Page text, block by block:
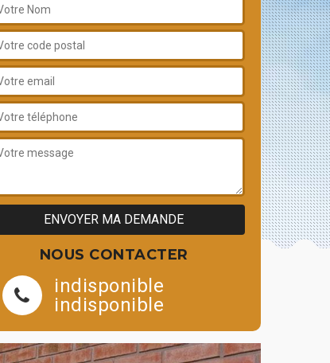
NOUS CONTACTER
indisponible
indisponible